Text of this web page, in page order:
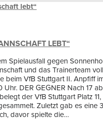
LEBT“
Spielausfall gegen
und das Trainerteam
beim VfB Stuttgart II. Anpfiff
Uhr. DER GEGNER Nach 17
der VfB Stuttgart Platz
Zuletzt gab es eine
davor spielte die…